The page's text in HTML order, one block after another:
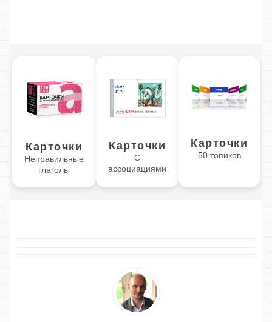
Карточки
Неправильные
глаголы
Карточки
С
ассоциациями
Карточки
50 топиков